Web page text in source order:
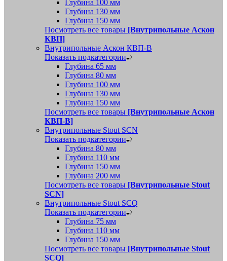
Глубина 100 мм
Глубина 130 мм
Глубина 150 мм
Посмотреть все товары [Внутрипольные Аскон
КВП]
Внутрипольные Аскон КВП-В
Показать подкатегории
Глубина 65 мм
Глубина 80 мм
Глубина 100 мм
Глубина 130 мм
Глубина 150 мм
Посмотреть все товары [Внутрипольные Аскон
КВП-В]
Внутрипольные Stout SCN
Показать подкатегории
Глубина 80 мм
Глубина 110 мм
Глубина 150 мм
Глубина 200 мм
Посмотреть все товары [Внутрипольные Stout
SCN]
Внутрипольные Stout SCQ
Показать подкатегории
Глубина 75 мм
Глубина 110 мм
Глубина 150 мм
Посмотреть все товары [Внутрипольные Stout
SCQ]